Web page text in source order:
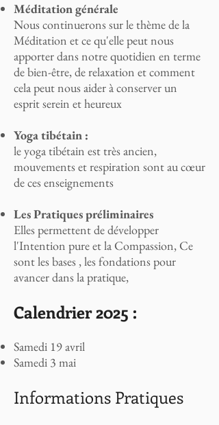
Méditation générale
Nous continuerons sur le thème de la
Méditation et ce qu'elle peut nous
apporter dans notre quotidien en terme
de bien-être, de relaxation et comment
cela peut nous aider à conserver un
esprit serein et heureux
Yoga tibétain :
le yoga tibétain est très ancien,
mouvements et respiration sont au cœur
de ces enseignements
Les Pratiques préliminaires
Elles permettent de développer
l'Intention pure et la Compassion, Ce
sont les bases , les fondations pour
avancer dans la pratique,
Calendrier 2025 :
Samedi 19 avril
Samedi 3 mai
Informations Pratiques